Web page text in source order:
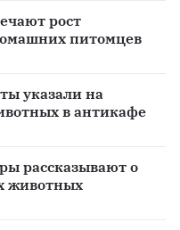
рост
питомцев
указали на
в антикафе
рассказывают о
животных